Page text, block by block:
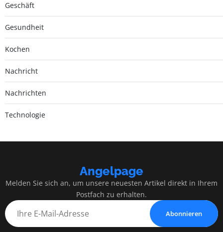
Geschäft
Gesundheit
Kochen
Nachricht
Nachrichten
Technologie
Angelpage
Melden Sie sich an, um unsere neuesten Artikel direkt in Ihrem
Postfach zu erhalten.
Abonnieren